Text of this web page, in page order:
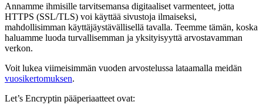
Annamme ihmisille tarvitsemansa digitaaliset varmenteet, jotta
HTTPS (SSL/TLS) voi käyttää sivustoja ilmaiseksi,
mahdollisimman käyttäjäystävällisellä tavalla. Teemme tämän, koska
haluamme luoda turvallisemman ja yksityisyyttä arvostavamman
verkon.
Voit lukea viimeisimmän vuoden arvostelussa lataamalla meidän
vuosikertomuksen.
Let’s Encryptin pääperiaatteet ovat: